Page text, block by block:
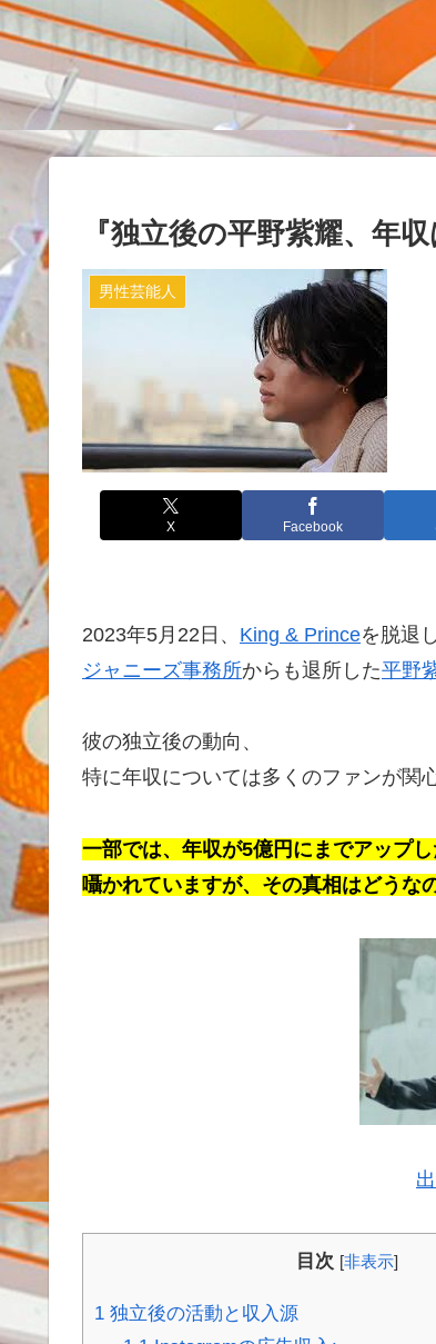
『独立後の平野紫耀、年
男性芸能人
X Facebook
2023年5月22日、 King & Princeを脱退し
ジャニーズ事務所からも退所した平野
彼の独立後の動向、
特に年収については多くのファンが関
一部では、年収が5億円にまでアップ
囁かれていますが、その真相はどうな
目次 [非表示]
1 独立後の活動と収入源